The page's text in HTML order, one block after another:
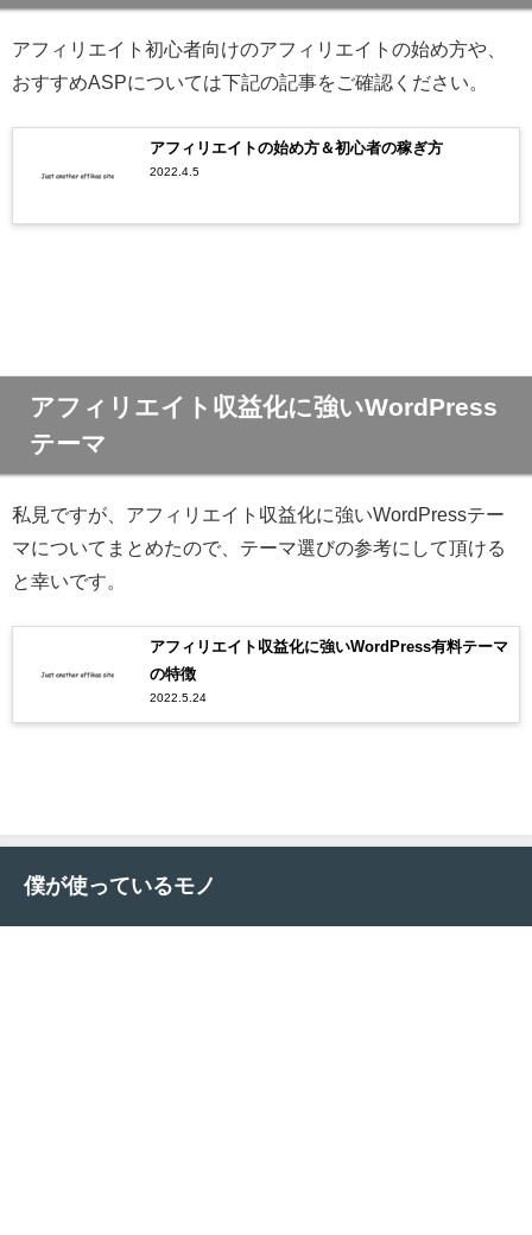
アフィリエイト初心者向けのアフィリエイトの始め方や、
おすすめASPについては下記の記事をご確認ください。
アフィリエイトの始め方＆初心者の稼ぎ方
2022.4.5
アフィリエイト収益化に強いWordPress
テーマ
私見ですが、アフィリエイト収益化に強いWordPressテー
マについてまとめたので、テーマ選びの参考にして頂ける
と幸いです。
アフィリエイト収益化に強いWordPress有料テーマ
の特徴
2022.5.24
僕が使っているモノ